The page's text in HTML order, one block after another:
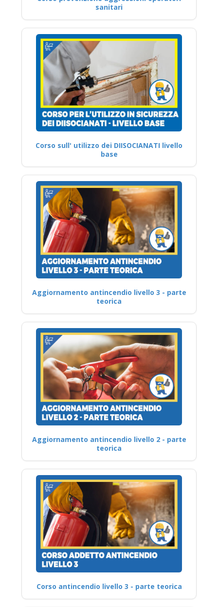
sanitari
Corso sull' utilizzo dei DIISOCIANATI livello
base
Aggiornamento antincendio livello 3 - parte
teorica
Aggiornamento antincendio livello 2 - parte
teorica
Corso antincendio livello 3 - parte teorica